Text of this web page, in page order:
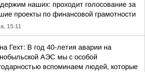
наших: проходит голосование за
проекты по финансовой грамотности
15:11
Гехт: В год 40-летия аварии на
АЭС мы с особой
вспоминаем людей, которые